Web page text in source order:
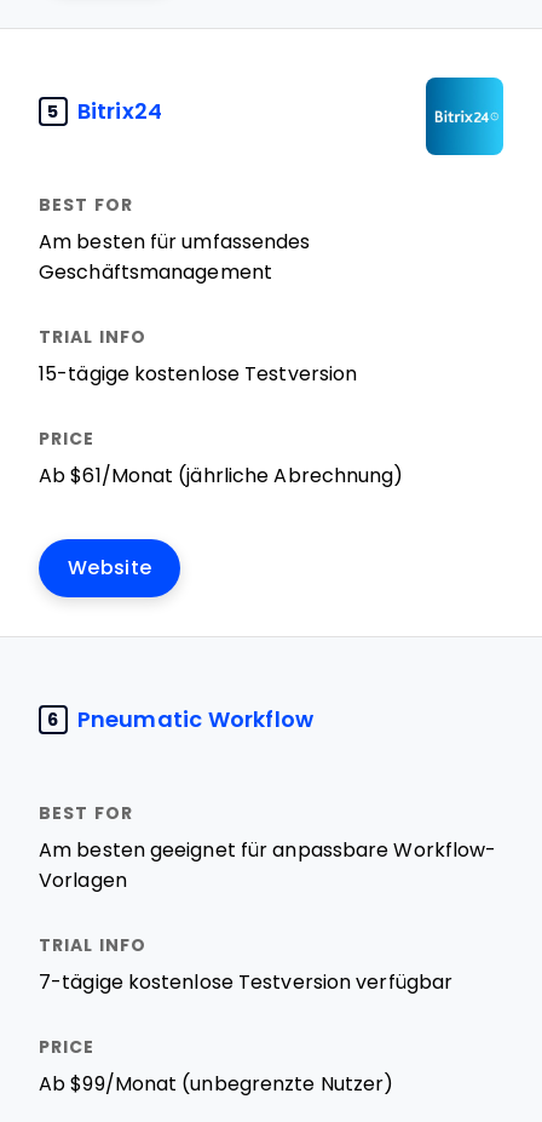
5 Bitrix24
Am besten für umfassendes
Geschäftsmanagement
15-tägige kostenlose Testversion
Ab $61/Monat (jährliche Abrechnung)
Website
6 Pneumatic Workflow
Am besten geeignet für anpassbare Workflow-
Vorlagen
7-tägige kostenlose Testversion verfügbar
Ab $99/Monat (unbegrenzte Nutzer)